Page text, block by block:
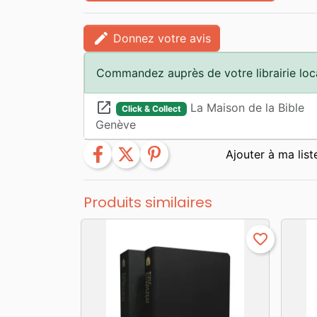
edit Donnez votre avis
Commandez auprès de votre librairie
launch Click & Collect La Maison de la Bible
Genève
facebook twitter pinterest
Produits similaires
favorite_border